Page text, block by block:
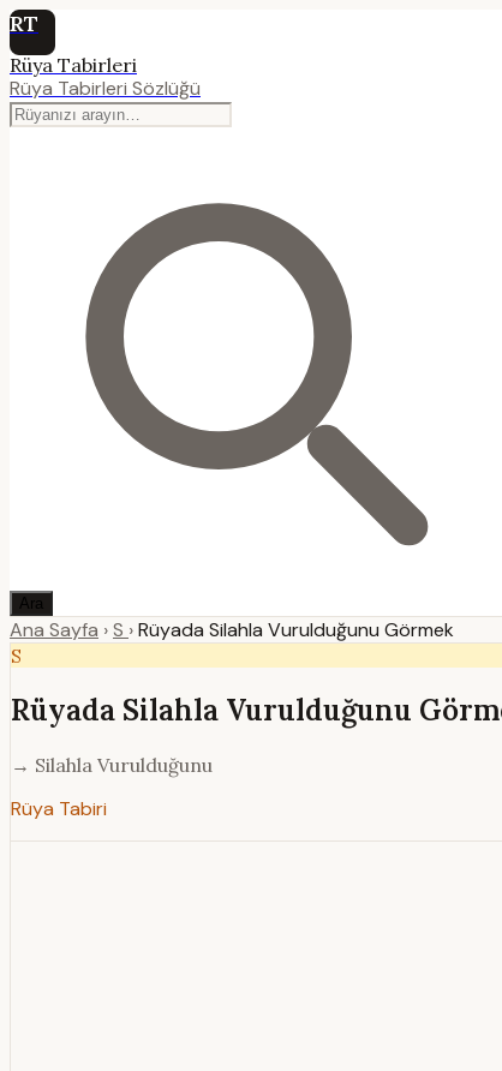
RT
Rüya Tabirleri
Rüya Tabirleri Sözlüğü
Ara
Ana Sayfa ›S ›Rüyada Silahla Vurulduğunu Görmek
S
Rüyada Silahla Vurulduğunu
→ Silahla Vurulduğunu
Rüya Tabiri